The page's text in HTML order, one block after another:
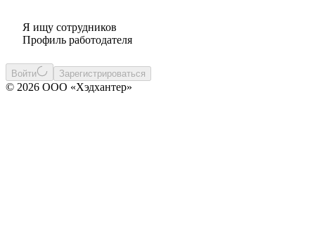
Я ищу сотрудников
Профиль работодателя
Войти Зарегистрироваться
© 2026 ООО «Хэдхантер»